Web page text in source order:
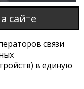
сайте
связи
в единую